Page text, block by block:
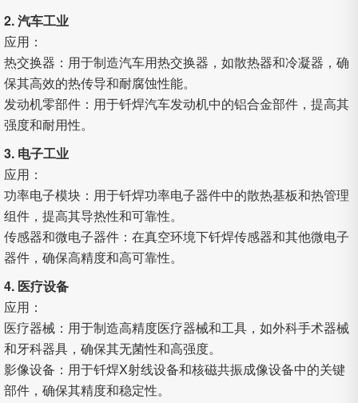
2. 汽车工业
应用：
热交换器：用于制造汽车用热交换器，如散热器和冷凝器，确
保其高效的热传导和耐腐蚀性能。
发动机零部件：用于钎焊汽车发动机中的铝合金部件，提高其
强度和耐用性。
3. 电子工业
应用：
功率电子模块：用于钎焊功率电子器件中的散热基板和热管理
组件，提高其导热性和可靠性。
传感器和微电子器件：在真空环境下钎焊传感器和其他微电子
器件，确保高精度和高可靠性。
4. 医疗设备
应用：
医疗器械：用于制造高精度医疗器械和工具，如外科手术器械
和牙科器具，确保其无菌性和高强度。
影像设备：用于钎焊X射线设备和核磁共振成像设备中的关键
部件，确保其精度和稳定性。